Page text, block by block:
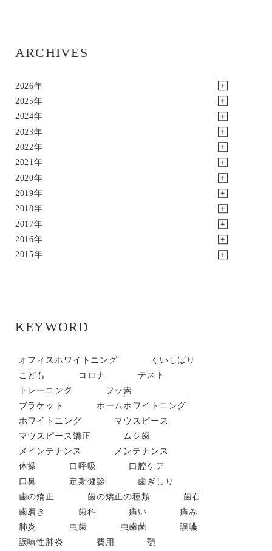
ARCHIVES
2026年
2025年
2024年
2023年
2022年
2021年
2020年
2019年
2018年
2017年
2016年
2015年
KEYWORD
オフィスホワイトニング
くいしばり
こども
コロナ
テスト
トレーニング
フッ素
ブラケット
ホームホワイトニング
ホワイトニング
マウスピース
マウスピース矯正
ムシ歯
メインテナンス
メンテナンス
体操
口呼吸
口腔ケア
口臭
定期健診
歯ぎしり
歯の矯正
歯の矯正の種類
歯石
歯磨き
歯科 痛い
痛み
肺炎
虫歯 虫歯菌
誤嚥
誤嚥性肺炎
費用
顎